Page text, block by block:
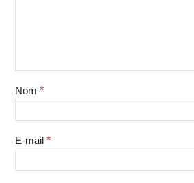
Nom *
E-mail *